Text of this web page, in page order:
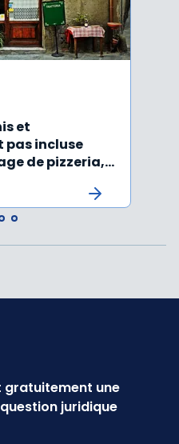
et
pas incluse
de pizzeria,
gratuitement une
juridique